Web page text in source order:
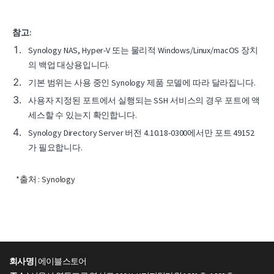
참고:
Synology NAS, Hyper-V 또는 물리적 Windows/Linux/macOS 장치
의 백업 대상용입니다.
기본 범위는 사용 중인 Synology 제품 모델에 따라 달라집니다.
사용자 지정된 포트에서 실행되는 SSH 서비스의 경우 포트에 액
세스할 수 있는지 확인합니다.
Synology Directory Server 버전 4.10.18-0300에서만 포트 49152
가 필요합니다.
*출처 : Synology
회사명 |에이블스토어